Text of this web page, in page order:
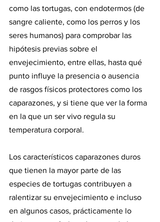
como las tortugas, con endotermos (de
sangre caliente, como los perros y los
seres humanos) para comprobar las
hipótesis previas sobre el
envejecimiento, entre ellas, hasta qué
punto influye la presencia o ausencia
de rasgos físicos protectores como los
caparazones, y si tiene que ver la forma
en la que un ser vivo regula su
temperatura corporal.
Los característicos caparazones duros
que tienen la mayor parte de las
especies de tortugas contribuyen a
ralentizar su envejecimiento e incluso
en algunos casos, prácticamente lo